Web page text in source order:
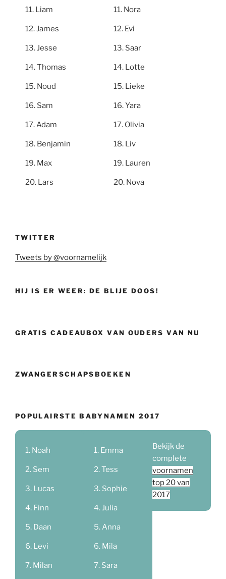
Liam
James
Jesse
Thomas
Noud
Sam
Adam
Benjamin
Max
Lars
Nora
Evi
Saar
Lotte
Lieke
Yara
Olivia
Liv
Lauren
Nova
TWITTER
Tweets by @voornamelijk
HIJ IS ER WEER: DE BLIJE DOOS!
GRATIS CADEAUBOX VAN OUDERS VAN NU
ZWANGERSCHAPSBOEKEN
POPULAIRSTE BABYNAMEN 2017
Noah
Sem
Lucas
Finn
Daan
Levi
Milan
Emma
Tess
Sophie
Julia
Anna
Mila
Sara
Bekijk de
complete
voornamen
top 20 van
2017